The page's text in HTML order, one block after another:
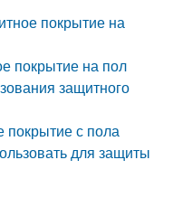
покрытие на
покрытие на пол
защитного
покрытие с пола
для защиты